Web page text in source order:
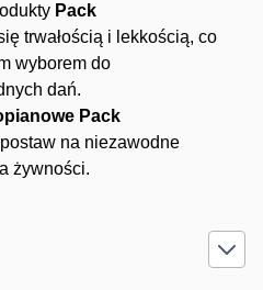
Pack
trwałością i lekkością, co
wyborem do
dań.
Pack
na niezawodne
żywności.